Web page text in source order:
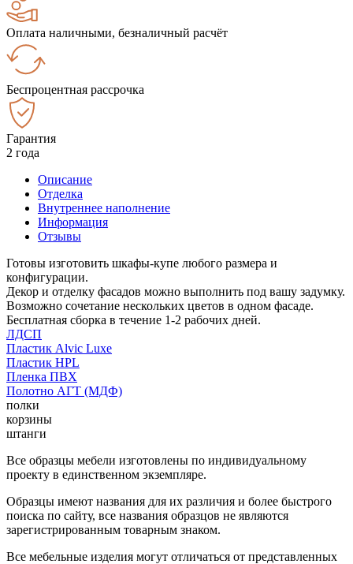
Оплата наличными, безналичный расчёт
Беспроцентная рассрочка
Гарантия
2 года
Описание
Отделка
Внутреннее наполнение
Информация
Отзывы
Готовы изготовить шкафы-купе любого размера и
конфигурации.
Декор и отделку фасадов можно выполнить под вашу задумку.
Возможно сочетание нескольких цветов в одном фасаде.
Бесплатная сборка в течение 1-2 рабочих дней.
ЛДСП
Пластик Alvic Luxe
Пластик HPL
Пленка ПВХ
Полотно АГТ (МДФ)
полки
корзины
штанги
Все образцы мебели изготовлены по индивидуальному
проекту в единственном экземпляре.
Образцы имеют названия для их различия и более быстрого
поиска по сайту, все названия образцов не являются
зарегистрированным товарным знаком.
Все мебельные изделия могут отличаться от представленных